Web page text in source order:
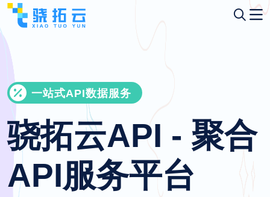
一站式API数据服务
骁拓云API - 聚合
API服务平台